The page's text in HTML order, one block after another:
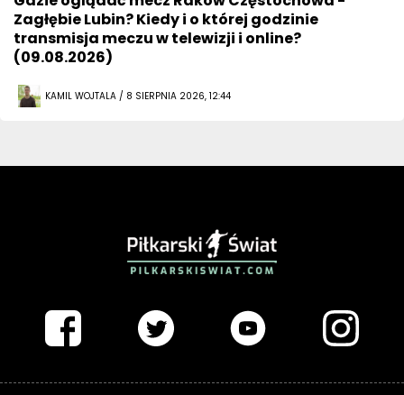
Zagłębie Lubin? Kiedy i o której godzinie
transmisja meczu w telewizji i online?
(09.08.2026)
KAMIL WOJTALA / 8 SIERPNIA 2026, 12:44